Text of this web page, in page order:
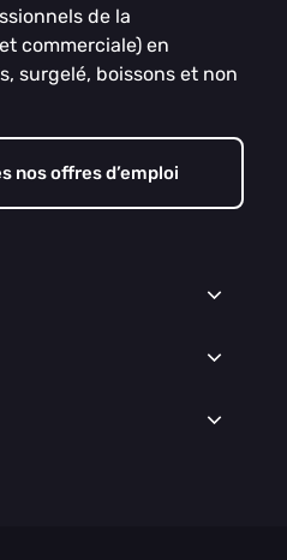
de la
commerciale) en
surgelé, boissons et non
nos offres d’emploi